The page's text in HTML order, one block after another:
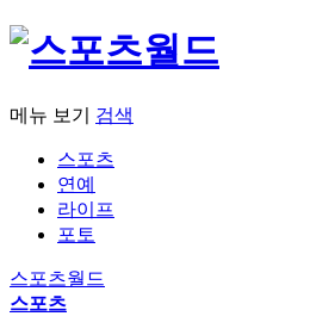
메뉴 보기 검색
스포츠
연예
라이프
포토
스포츠월드
스포츠